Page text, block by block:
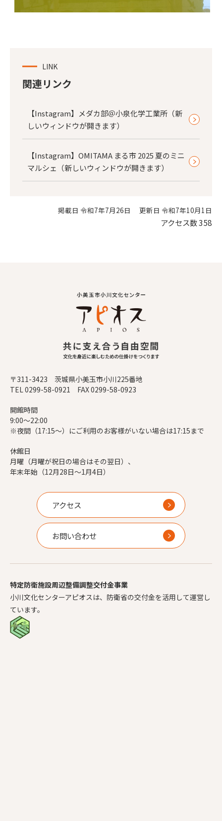
LINK
関連リンク
【Instagram】メダカ部＠小泉化学工業所（新
しいウィンドウが開きます）
【Instagram】OMITAMA まる市 2025 夏のミニ
マルシェ（新しいウィンドウが開きます）
掲載日 令和7年7月26日 更新日 令和7年10月1日
アクセス数358
〒311-3423 茨城県小美玉市小川225番地
TEL 0299-58-0921 FAX 0299-58-0923
開館時間
9:00～22:00
※夜間（17:15～）にご利用のお客様がいない場合は17:15まで
休館日
月曜（月曜が祝日の場合はその翌日）、
年末年始（12月28日～1月4日）
アクセス
お問い合わせ
特定防衛施設周辺整備調整交付金事業
小川文化センターアピオスは、防衛省の交付金を活用して運営し
ています。